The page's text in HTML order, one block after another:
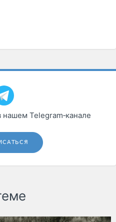
нашем Telegram‑канале